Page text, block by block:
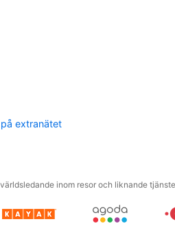
extranätet
inom resor och liknande